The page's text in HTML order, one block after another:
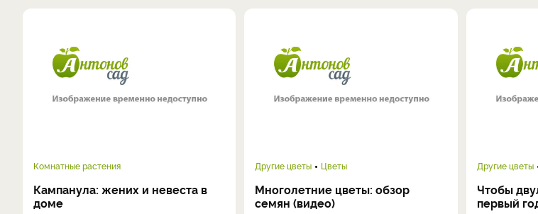
Комнатные растения
Кампанула: жених и невеста в
доме
Другие цветы Цветы
Многолетние цветы: обзор
семян (видео)
Другие цветы
Чтобы
первый